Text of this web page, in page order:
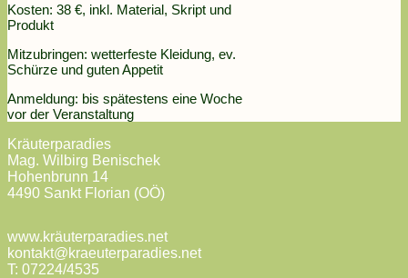
Kosten: 38 €, inkl. Material, Skript und
Produkt
Mitzubringen: wetterfeste Kleidung, ev.
Schürze und guten Appetit
Anmeldung: bis spätestens eine Woche
vor der Veranstaltung
Kräuterparadies
Mag. Wilbirg Benischek
Hohenbrunn 14
4490 Sankt Florian (OÖ)
www.kräuterparadies.net
kontakt@kraeuterparadies.net
T: 07224/4535